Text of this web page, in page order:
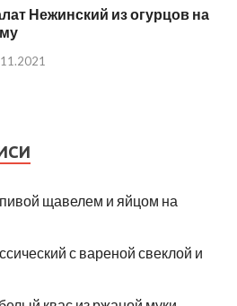
Нежинский из огурцов на
щавелем и яйцом на
с вареной свеклой и